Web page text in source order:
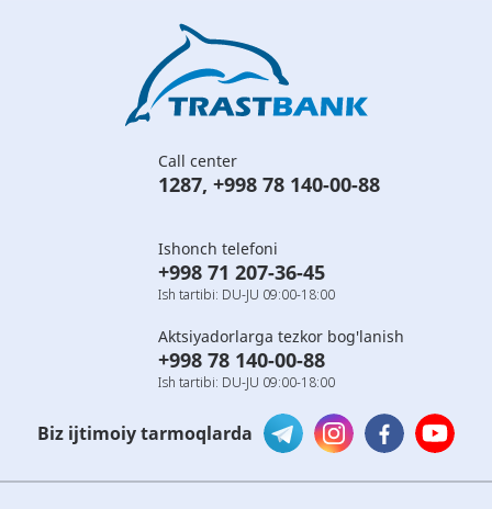
Call center
1287, +998 78 140-00-88
Ishonch telefoni
+998 71 207-36-45
Ish tartibi: DU-JU 09:00-18:00
Aktsiyadorlarga tezkor bog'lanish
+998 78 140-00-88
Ish tartibi: DU-JU 09:00-18:00
Biz ijtimoiy tarmoqlarda